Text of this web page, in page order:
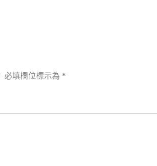
必填欄位標示為 *